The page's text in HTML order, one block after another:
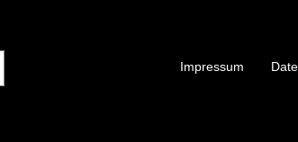
Impressum